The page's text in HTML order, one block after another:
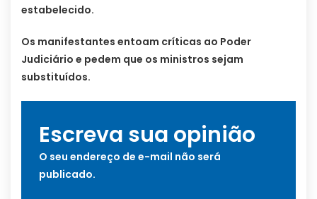
estabelecido.
Os manifestantes entoam críticas ao Poder
Judiciário e pedem que os ministros sejam
substituídos.
Escreva sua opinião
O seu endereço de e-mail não será
publicado.